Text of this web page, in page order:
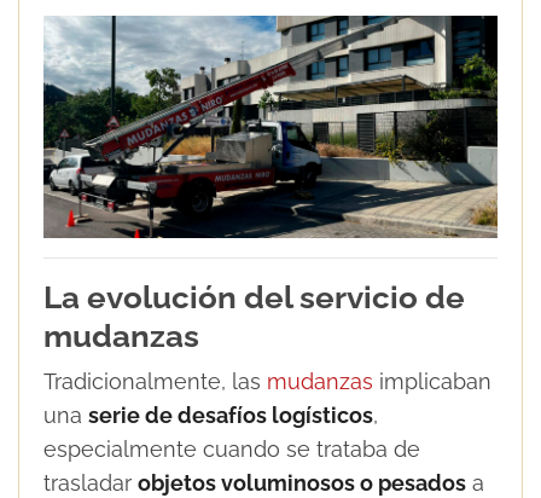
La evolución del servicio de
mudanzas
Tradicionalmente, las mudanzas implicaban
una serie de desafíos logísticos,
especialmente cuando se trataba de
trasladar objetos voluminosos o pesados a